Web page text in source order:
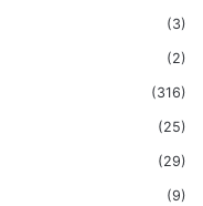
(3)
(2)
(316)
(25)
(29)
(9)